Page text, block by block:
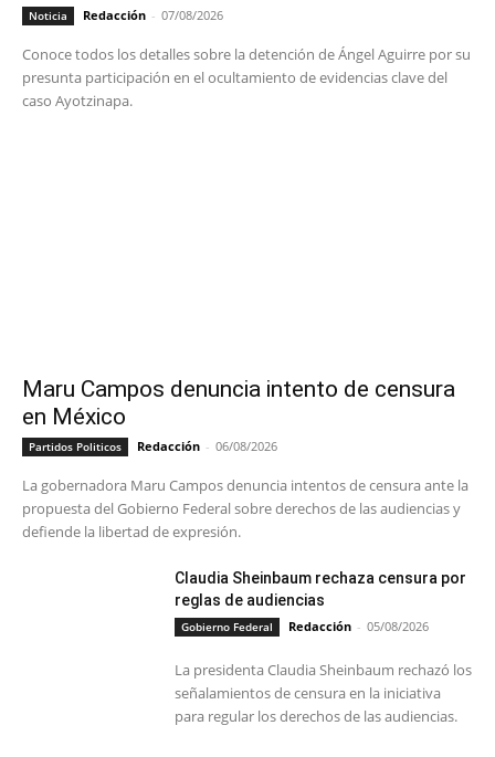
Noticia Redacción - 07/08/2026
Conoce todos los detalles sobre la detención de Ángel Aguirre por su
presunta participación en el ocultamiento de evidencias clave del
caso Ayotzinapa.
Maru Campos denuncia intento de censura
en México
Partidos Politicos Redacción - 06/08/2026
La gobernadora Maru Campos denuncia intentos de censura ante la
propuesta del Gobierno Federal sobre derechos de las audiencias y
defiende la libertad de expresión.
Claudia Sheinbaum rechaza censura por
reglas de audiencias
Gobierno Federal Redacción - 05/08/2026
La presidenta Claudia Sheinbaum rechazó los
señalamientos de censura en la iniciativa
para regular los derechos de las audiencias.